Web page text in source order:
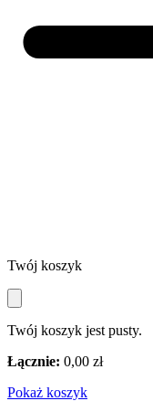
Twój koszyk
Twój koszyk jest pusty.
Łącznie: 0,00 zł
Pokaż koszyk